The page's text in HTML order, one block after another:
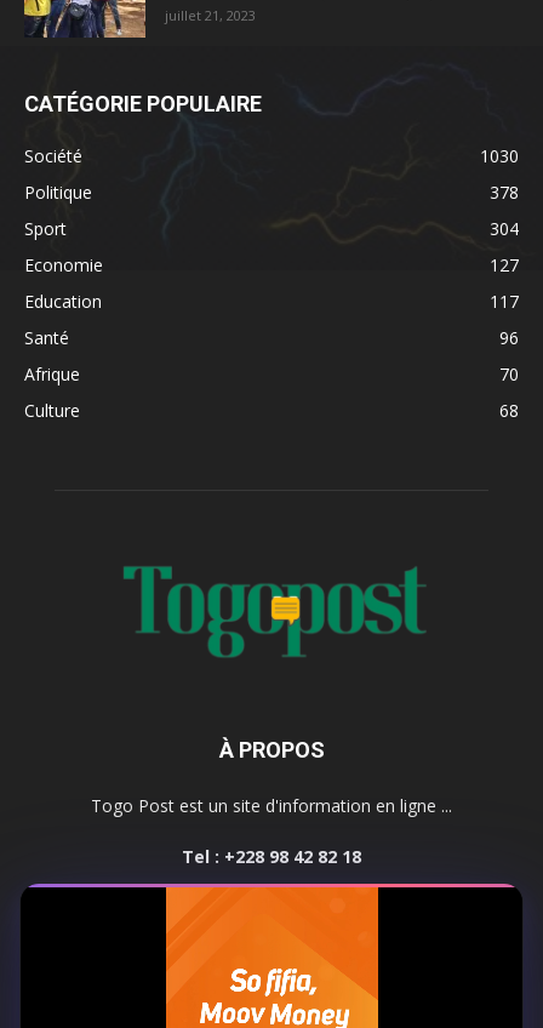
juillet 21, 2023
CATÉGORIE POPULAIRE
Société
1030
Politique
378
Sport
304
Economie
127
Education
117
Santé
96
Afrique
70
Culture
68
À PROPOS
Togo Post est un site d'information en ligne ...
Tel : +228 98 42 82 18
SUIVEZ NOUS